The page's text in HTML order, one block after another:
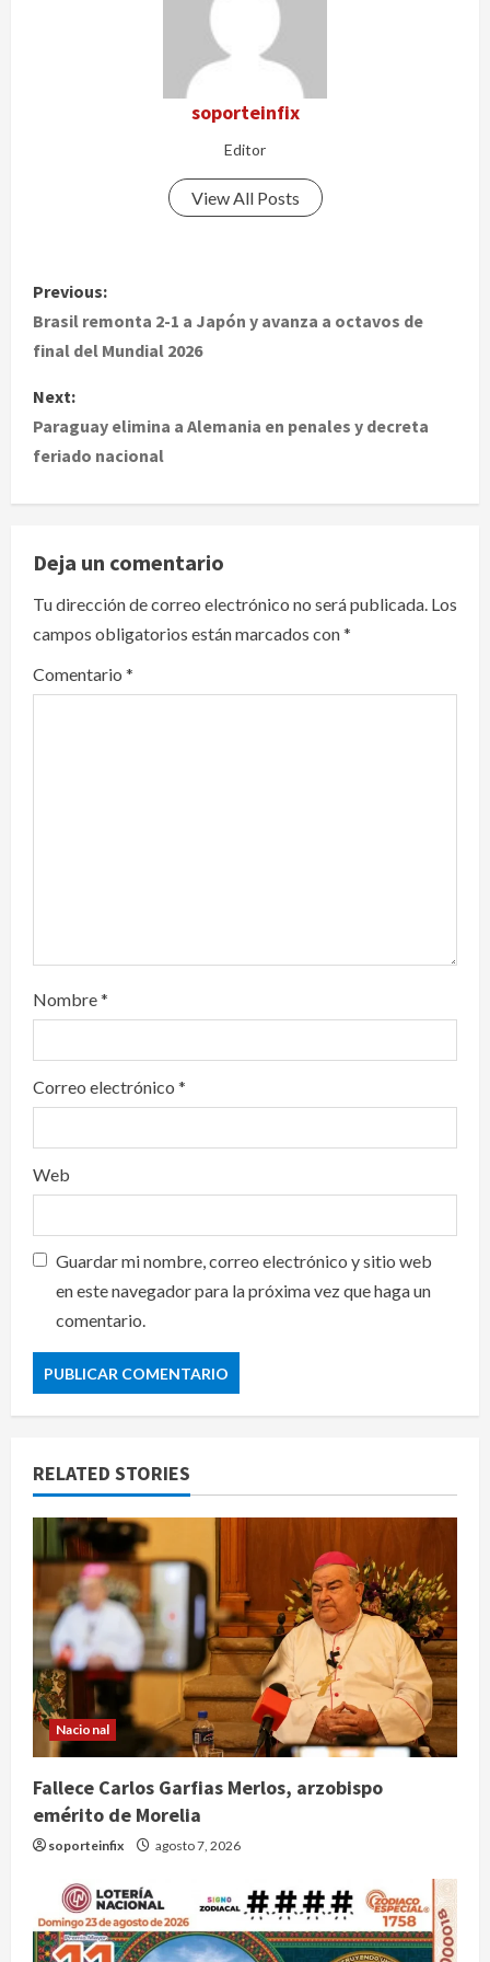
soporteinfix
Editor
View All Posts
P
o
t
n
a
v
i
g
a
Previous:
Brasil remonta 2-1 a Japón y avanza a octavos de
final del Mundial 2026
Next:
Paraguay elimina a Alemania en penales y decreta
feriado nacional
Deja un comentario
Tu dirección de correo electrónico no será publicada. Los
campos obligatorios están marcados con*
Comentario *
Nombre*
Correo electrónico *
Web
Guardar mi nombre, correo electrónico y sitio web
en este navegador para la próxima vez que haga un
comentario.
RELATED STORIES
Nacional
Fallece Carlos Garfias Merlos, arzobispo
emérito de Morelia
soporteinfix agosto 7, 2026